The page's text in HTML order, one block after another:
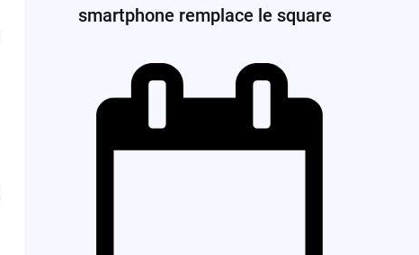
smartphone remplace le square